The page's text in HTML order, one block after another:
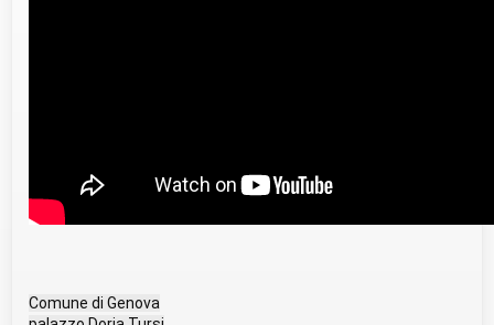
Comune di Genova